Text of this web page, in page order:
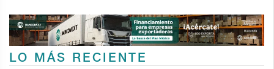
LO MÁS RECIENTE